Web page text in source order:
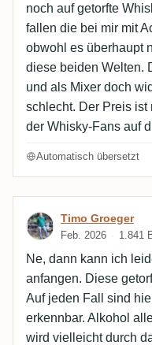
noch auf getorfte
fallen die bei mir mit
obwohl es überhaupt
diese beiden Welten.
und als Mixer doch
schlecht. Der Preis ist
der Whisky-Fans auf
Automatisch übersetzt
Bewertung von
Timo Groeger
Feb. 2026 1.841
Ne, dann kann ich
anfangen. Diese
Auf jeden Fall sind
erkennbar. Alkohol
wird vielleicht durch